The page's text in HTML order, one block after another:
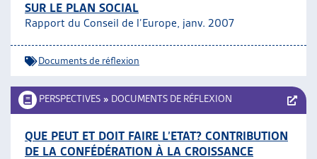
SUR LE PLAN SOCIAL
Rapport du Conseil de l’Europe, janv. 2007
Documents de réflexion
PERSPECTIVES » DOCUMENTS DE RÉFLEXION
QUE PEUT ET DOIT FAIRE L’ETAT? CONTRIBUTION
DE LA CONFÉDÉRATION À LA CROISSANCE